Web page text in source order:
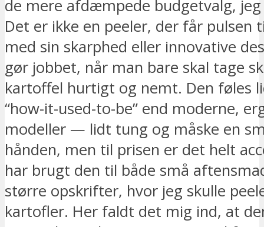
de mere afdæmpede budgetvalg,
Det er ikke en peeler, der får pulsen
med sin skarphed eller innovative
gør jobbet, når man bare skal tage
kartoffel hurtigt og nemt. Den føles
“how-it-used-to-be” end moderne,
modeller — lidt tung og måske en
hånden, men til prisen er det helt
har brugt den til både små
større opskrifter, hvor jeg skulle
kartofler. Her faldt det mig ind, at